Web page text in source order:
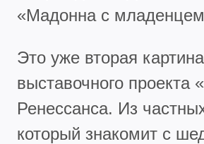
«Мадонна с
Это уже вторая картина
выставочного проекта
Ренессанса. Из
который знакомит с